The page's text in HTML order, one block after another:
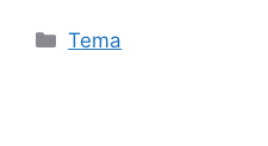
Categorias
Tema